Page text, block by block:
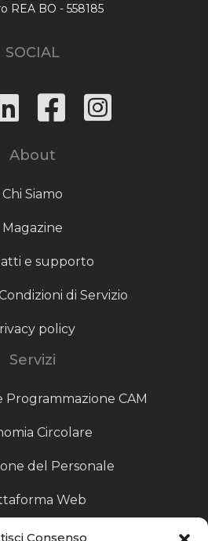
Consenso
REA BO - 558185
SOCIAL
About
Chi Siamo
Magazine
e supporto
di Servizio
policy
Servizi
Programmazione CAM
Circolare
del Personale
Web
fornitori